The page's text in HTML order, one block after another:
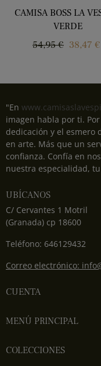
CAMISA BOSS LA
VERDE
Precio
54,95 € Precio
38,47 €
"En
imagen habla por ti.
dedicación y el esmero
en arte. Más que un
confianza. Confía en
nuestra especialidad,
UBÍCANOS
C/ Cervantes 1 Motril
(Granada) cp 18600
Teléfono: 646129432
Correo electrónico:
CUENTA
MENÚ PRINCIPAL
COLECCIONES